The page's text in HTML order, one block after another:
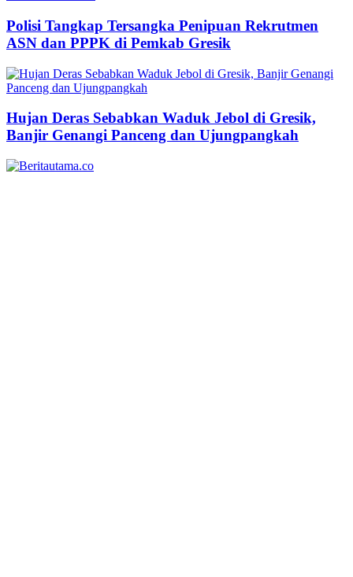
Polisi Tangkap Tersangka Penipuan Rekrutmen
ASN dan PPPK di Pemkab Gresik
Hujan Deras Sebabkan Waduk Jebol di Gresik,
Banjir Genangi Panceng dan Ujungpangkah